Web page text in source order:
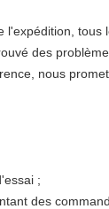
l'expédition, tous
des
nous
;
des